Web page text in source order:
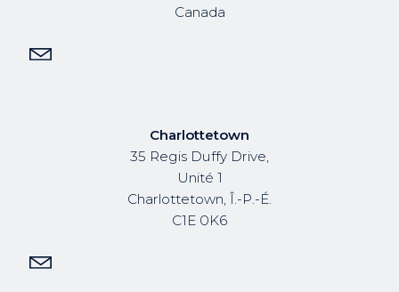
Canada
Charlottetown
35 Regis Duffy Drive,
Unité 1
Charlottetown, Î.-P.-É.
C1E 0K6